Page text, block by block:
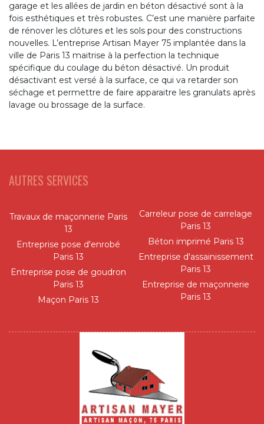
garage et les allées de jardin en béton désactivé sont à la
fois esthétiques et très robustes. C’est une manière parfaite
de rénover les clôtures et les sols pour des constructions
nouvelles. L’entreprise Artisan Mayer 75 implantée dans la
ville de Paris 13 maitrise à la perfection la technique
spécifique du coulage du béton désactivé. Un produit
désactivant est versé à la surface, ce qui va retarder son
séchage et permettre de faire apparaitre les granulats après
lavage ou brossage de la surface.
AUTRES SERVICES
Travaux de maçonnerie Paris
13
Entreprise pose d'enrobé
Paris 13
Entreprise pose de goudron
Paris 13
Maçon Paris 13
Carreleur pose de carrelage
Paris 13
Béton imprimé Paris 13
Entreprise d'assainissement
Paris 13
Entreprise de maçonnerie
Paris 13